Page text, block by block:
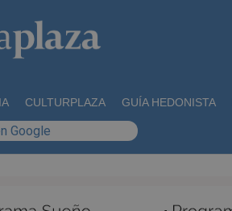
CULTURPLAZA GUÍA HEDONISTA
Google